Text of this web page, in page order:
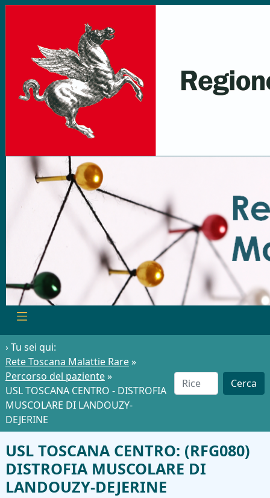
› Tu sei qui:
Rete Toscana Malattie Rare»
Percorso del paziente»
USL TOSCANA CENTRO - DISTROFIA
MUSCOLARE DI LANDOUZY-
DEJERINE
Cerca
USL TOSCANA CENTRO: (RFG080)
DISTROFIA MUSCOLARE DI
LANDOUZY-DEJERINE